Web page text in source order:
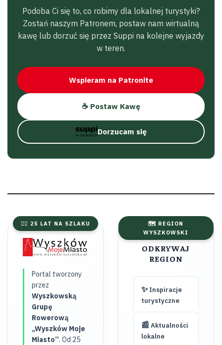
Podoba Ci się to, co robimy dla lokalnej turystyki?
Zostań naszym Patronem, postaw nam wirtualną
kawę lub dorzuć się przez Suppi na kolejne wyjazdy
w teren.
Wspieram na Patronite
☕ Postaw Kawę
Dorzucam się
🚴‍♂️ 25 LAT NA SZLAKU
Portal tworzony
przez
Wyszkowską
Grupę
Rowerową
„Wyszków Moje
Miasto”. Od 25
🗺️ REGION
WYSZKOWSKI
ODKRYWAJ
REGION
✨Inspiracje
turystyczne
📰 Aktualności
lokalne